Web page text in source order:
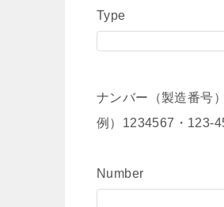
Type
ナンバー（製造番号）
例）1234567・123-
Number